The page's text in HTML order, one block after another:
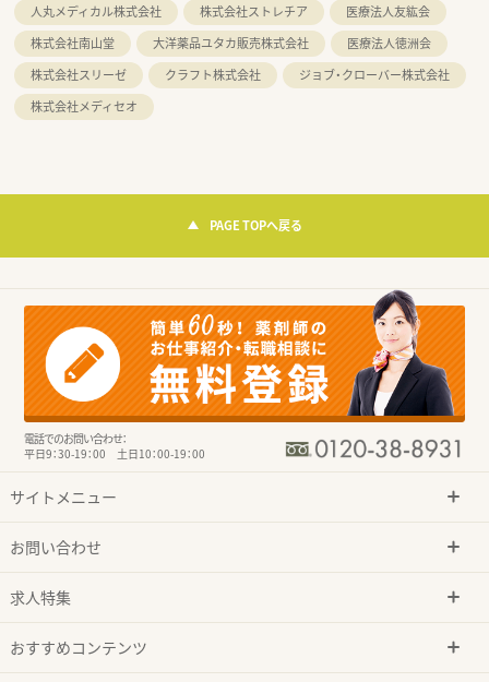
人丸メディカル株式会社
株式会社ストレチア
医療法人友紘会
株式会社南山堂
大洋薬品ユタカ販売株式会社
医療法人徳洲会
株式会社スリーゼ
クラフト株式会社
ジョブ・クローバー株式会社
株式会社メディセオ
PAGE TOPへ戻る
電話でのお問い合わせ：
平日9：30-19：00 土日10：00-19：00
サイトメニュー
お問い合わせ
求人特集
おすすめコンテンツ